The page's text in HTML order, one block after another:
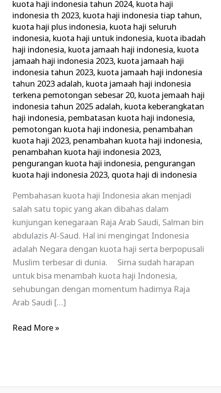
kuota haji indonesia tahun 2024, kuota haji
indonesia th 2023, kuota haji indonesia tiap tahun,
kuota haji plus indonesia, kuota haji seluruh
indonesia, kuota haji untuk indonesia, kuota ibadah
haji indonesia, kuota jamaah haji indonesia, kuota
jamaah haji indonesia 2023, kuota jamaah haji
indonesia tahun 2023, kuota jamaah haji indonesia
tahun 2023 adalah, kuota jamaah haji indonesia
terkena pemotongan sebesar 20, kuota jemaah haji
indonesia tahun 2025 adalah, kuota keberangkatan
haji indonesia, pembatasan kuota haji indonesia,
pemotongan kuota haji indonesia, penambahan
kuota haji 2023, penambahan kuota haji indonesia,
penambahan kuota haji indonesia 2023,
pengurangan kuota haji indonesia, pengurangan
kuota haji indonesia 2023, quota haji di indonesia
Pembahasan kuota haji Indonesia akan menjadi
salah satu topic yang akan dibahas dalam
kunjungan kenegaraan Raja Arab Saudi, Salman bin
abdulazis Al-Saud. Hal ini mengingat Indonesia
adalah Negara dengan kuota haji serta berpopusali
Muslim terbesar di dunia. Sirna sudah harapan
untuk bisa menambah kuota haji Indonesia,
sehubungan dengan momentum hadirnya Raja
Arab Saudi […]
Read More »